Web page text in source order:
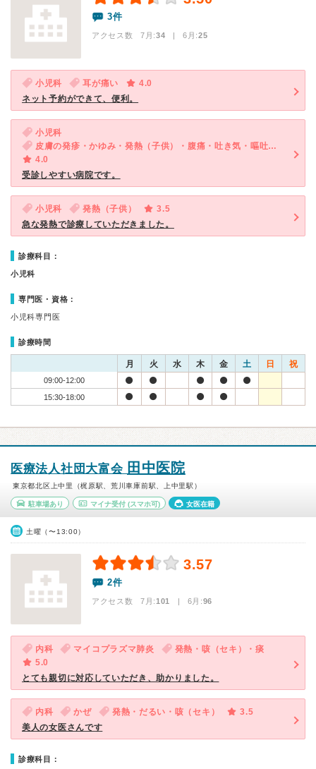
3件
アクセス数 7月:34 | 6月:25
小児科 耳が痛い
4.0
ネット予約ができて、便利。
小児科
皮膚の発疹・かゆみ・発熱（子供）・腹痛・吐き気・嘔吐（子供）・咳・呼吸困難（子供）・下痢（子供）
4.0
受診しやすい病院です。
小児科 発熱（子供）
3.5
急な発熱で診療していただきました。
診療科目：
小児科
専門医・資格：
小児科専門医
診療時間
月 火 水 木 金 土 日 祝
09:00-12:00
15:30-18:00
医療法人社団大富会 田中医院
東京都北区上中里（梶原駅、荒川車庫前駅、上中里駅）
駐車場あり マイナ受付(スマホ可) 女医在籍
土曜（〜13:00）
3.57
2件
アクセス数 7月:101 | 6月:96
内科 マイコプラズマ肺炎
発熱・咳（セキ）・痰
5.0
とても親切に対応していただき、助かりました。
内科 かぜ 発熱・だるい・咳（セキ）
3.5
美人の女医さんです
診療科目：